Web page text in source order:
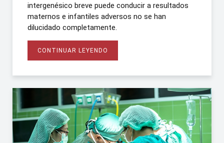
intergenésico breve puede conducir a resultados
maternos e infantiles adversos no se han
dilucidado completamente.
CONTINUAR LEYENDO